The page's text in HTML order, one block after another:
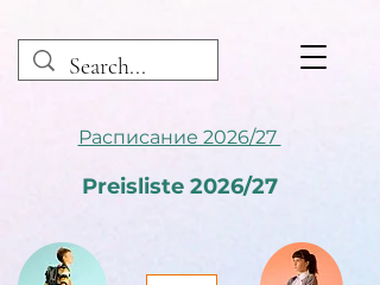
Расписание 2026/27
Preisliste 2026/27